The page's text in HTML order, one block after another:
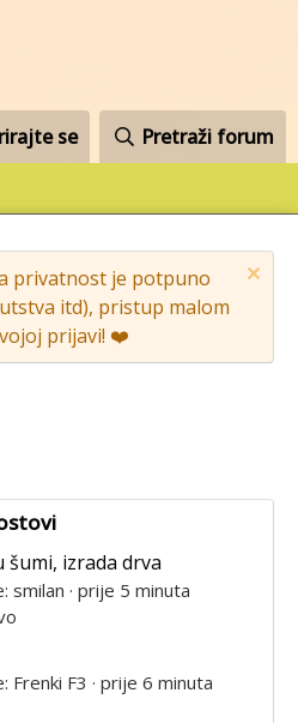
se Pretraži forum
privatnost je potpuno
itd), pristup malom
prijavi! ❤️
šumi, izrada drva
smilan prije 5 minuta
Frenki F3
prije 6 minuta